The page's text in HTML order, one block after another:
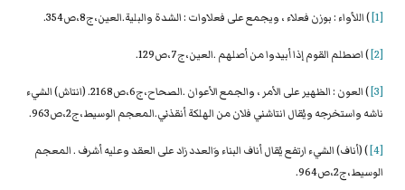
[1] ) اللأواء : بوزن فعلاء ، ويجمع على فعلاوات : الشدة والبلية.العين،ج8،ص354.
[2] ) اصطلم القوم إذا أبيدوا من أصلهم .العين،ج7،ص129.
[3]
) العون : الظهير على الأمر ، والجمع الأعوان .الصحاح،ج6،ص2168. (انتاش) الشيء
ناشه واستخرجه ويُقال انتاشني فلان من الهلكة أنقذني.المعجم الوسيط،ج2،ص963.
[4]
) (أناف) الشيء ارتفع يُقال أناف البناء وَالعدد زاد على العقد وعليه أشرف . المعجم
الوسيط،ج2،ص964.